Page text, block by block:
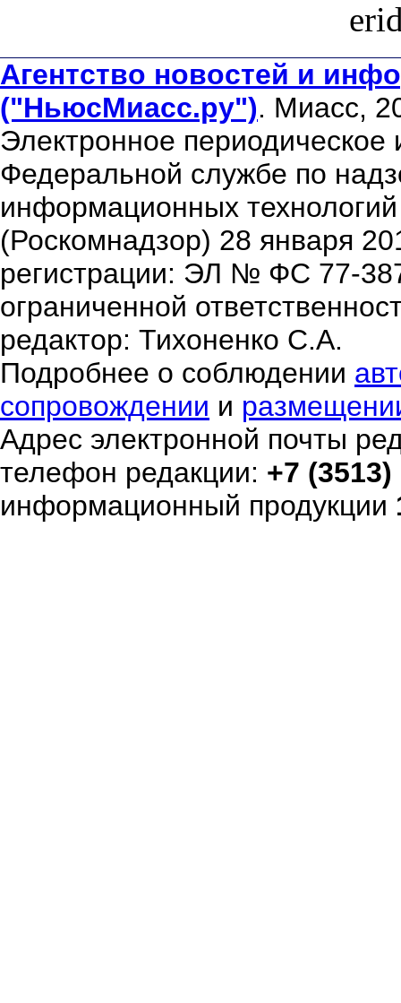
Агентство новостей и
("НьюсМиасс.ру"). Миасс,
Электронное периодическое
Федеральной службе по
информационных
(Роскомнадзор) 28 января
регистрации: ЭЛ № ФС 77-
ограниченной
редактор: Тихоненко С.А.
Подробнее о соблюдении
сопровождении и
Адрес электронной почты
телефон редакции: +7
информационный продукции